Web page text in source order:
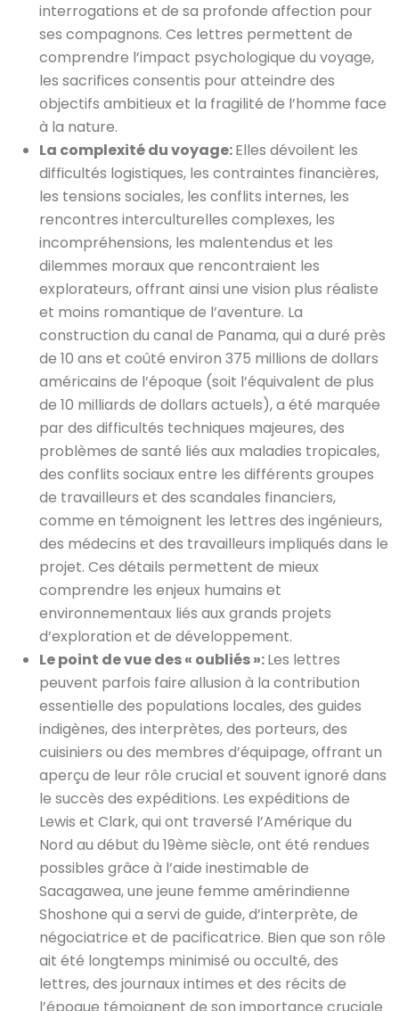
interrogations et de sa profonde affection pour
ses compagnons. Ces lettres permettent de
comprendre l’impact psychologique du voyage,
les sacrifices consentis pour atteindre des
objectifs ambitieux et la fragilité de l’homme face
à la nature.
La complexité du voyage:Elles dévoilent les
difficultés logistiques, les contraintes financières,
les tensions sociales, les conflits internes, les
rencontres interculturelles complexes, les
incompréhensions, les malentendus et les
dilemmes moraux que rencontraient les
explorateurs, offrant ainsi une vision plus réaliste
et moins romantique de l’aventure. La
construction du canal de Panama, qui a duré près
de 10 ans et coûté environ 375 millions de dollars
américains de l’époque (soit l’équivalent de plus
de 10 milliards de dollars actuels), a été marquée
par des difficultés techniques majeures, des
problèmes de santé liés aux maladies tropicales,
des conflits sociaux entre les différents groupes
de travailleurs et des scandales financiers,
comme en témoignent les lettres des ingénieurs,
des médecins et des travailleurs impliqués dans le
projet. Ces détails permettent de mieux
comprendre les enjeux humains et
environnementaux liés aux grands projets
d’exploration et de développement.
Le point de vue des « oubliés »:Les lettres
peuvent parfois faire allusion à la contribution
essentielle des populations locales, des guides
indigènes, des interprètes, des porteurs, des
cuisiniers ou des membres d’équipage, offrant un
aperçu de leur rôle crucial et souvent ignoré dans
le succès des expéditions. Les expéditions de
Lewis et Clark, qui ont traversé l’Amérique du
Nord au début du 19ème siècle, ont été rendues
possibles grâce à l’aide inestimable de
Sacagawea, une jeune femme amérindienne
Shoshone qui a servi de guide, d’interprète, de
négociatrice et de pacificatrice. Bien que son rôle
ait été longtemps minimisé ou occulté, des
lettres, des journaux intimes et des récits de